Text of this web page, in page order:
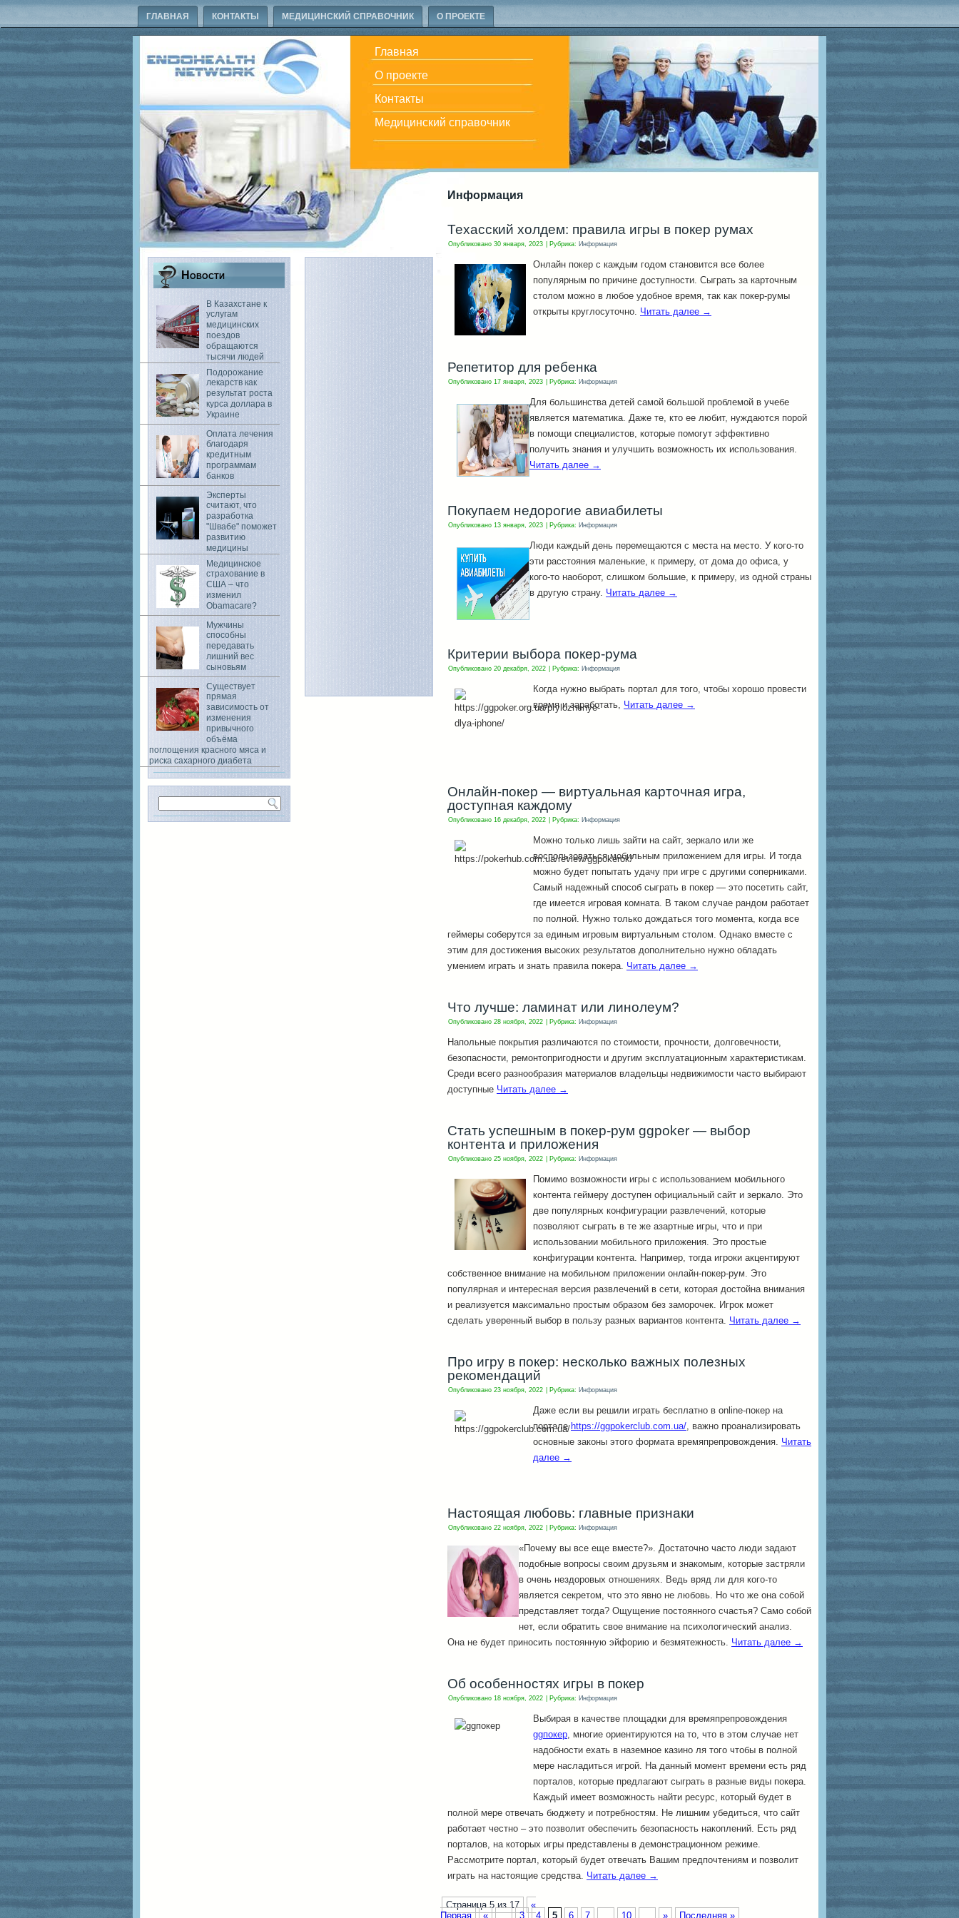
ГЛАВНАЯ КОНТАКТЫ МЕДИЦИНСКИЙ СПРАВОЧНИК О ПРОЕКТЕ
Главная
О проекте
Контакты
Медицинский справочник
Новости
В Казахстане к
услугам
медицинских
поездов
обращаются
тысячи людей
Подорожание
лекарств как
результат роста
курса доллара в
Украине
Оплата лечения
благодаря
кредитным
программам
банков
Эксперты
считают, что
разработка
"Швабе" поможет
развитию
медицины
Медицинское
страхование в
США – что
изменил
Obamacare?
Мужчины
способны
передавать
лишний вес
сыновьям
Существует
прямая
зависимость от
изменения
привычного
объёма
поглощения красного мяса и
риска сахарного диабета
Информация
Техасский холдем: правила игры в покер румах
Опубликовано 30 января, 2023 Рубрика: Информация
Онлайн покер с каждым годом становится все более
популярным по причине доступности. Сыграть за карточным
столом можно в любое удобное время, так как покер-румы
открыты круглосуточно. Читать далее →
Репетитор для ребенка
Опубликовано 17 января, 2023 Рубрика: Информация
Для большинства детей самой большой проблемой в учебе
является математика. Даже те, кто ее любит, нуждаются порой
в помощи специалистов, которые помогут эффективно
получить знания и улучшить возможность их использования.
Читать далее →
Покупаем недорогие авиабилеты
Опубликовано 13 января, 2023 Рубрика: Информация
Люди каждый день перемещаются с места на место. У кого-то
эти расстояния маленькие, к примеру, от дома до офиса, у
кого-то наоборот, слишком большие, к примеру, из одной страны
в другую страну. Читать далее →
Критерии выбора покер-рума
Опубликовано 20 декабря, 2022 Рубрика: Информация
Когда нужно выбрать портал для того, чтобы хорошо провести
время и заработать, Читать далее →
Онлайн-покер — виртуальная карточная игра,
доступная каждому
Опубликовано 16 декабря, 2022 Рубрика: Информация
Можно только лишь зайти на сайт, зеркало или же
воспользоваться мобильным приложением для игры. И тогда
можно будет попытать удачу при игре с другими соперниками.
Самый надежный способ сыграть в покер — это посетить сайт,
где имеется игровая комната. В таком случае рандом работает
по полной. Нужно только дождаться того момента, когда все
геймеры соберутся за единым игровым виртуальным столом. Однако вместе с
этим для достижения высоких результатов дополнительно нужно обладать
умением играть и знать правила покера. Читать далее →
Что лучше: ламинат или линолеум?
Опубликовано 28 ноября, 2022 Рубрика: Информация
Напольные покрытия различаются по стоимости, прочности, долговечности,
безопасности, ремонтопригодности и другим эксплуатационным характеристикам.
Среди всего разнообразия материалов владельцы недвижимости часто выбирают
доступные Читать далее →
Стать успешным в покер-рум ggpoker — выбор
контента и приложения
Опубликовано 25 ноября, 2022 Рубрика: Информация
Помимо возможности игры с использованием мобильного
контента геймеру доступен официальный сайт и зеркало. Это
две популярных конфигурации развлечений, которые
позволяют сыграть в те же азартные игры, что и при
использовании мобильного приложения. Это простые
конфигурации контента. Например, тогда игроки акцентируют
собственное внимание на мобильном приложении онлайн-покер-рум. Это
популярная и интересная версия развлечений в сети, которая достойна внимания
и реализуется максимально простым образом без заморочек. Игрок может
сделать уверенный выбор в пользу разных вариантов контента. Читать далее →
Про игру в покер: несколько важных полезных
рекомендаций
Опубликовано 23 ноября, 2022 Рубрика: Информация
Даже если вы решили играть бесплатно в online-покер на
портале https://ggpokerclub.com.ua/, важно проанализировать
основные законы этого формата времяпрепровождения. Читать
далее →
Настоящая любовь: главные признаки
Опубликовано 22 ноября, 2022 Рубрика: Информация
«Почему вы все еще вместе?». Достаточно часто люди задают
подобные вопросы своим друзьям и знакомым, которые застряли
в очень нездоровых отношениях. Ведь вряд ли для кого-то
является секретом, что это явно не любовь. Но что же она собой
представляет тогда? Ощущение постоянного счастья? Само собой
нет, если обратить свое внимание на психологический анализ.
Она не будет приносить постоянную эйфорию и безмятежность. Читать далее →
Об особенностях игры в покер
Опубликовано 18 ноября, 2022 Рубрика: Информация
Выбирая в качестве площадки для времяпрепровождения
ggпокер, многие ориентируются на то, что в этом случае нет
надобности ехать в наземное казино ля того чтобы в полной
мере насладиться игрой. На данный момент времени есть ряд
порталов, которые предлагают сыграть в разные виды покера.
Каждый имеет возможность найти ресурс, который будет в
полной мере отвечать бюджету и потребностям. Не лишним убедиться, что сайт
работает честно – это позволит обеспечить безопасность накоплений. Есть ряд
порталов, на которых игры представлены в демонстрационном режиме.
Рассмотрите портал, который будет отвечать Вашим предпочтениям и позволит
играть на настоящие средства. Читать далее →
Страница 5 из 17
«
Первая
« ... 3 4 5 6 7 10 » Последняя »